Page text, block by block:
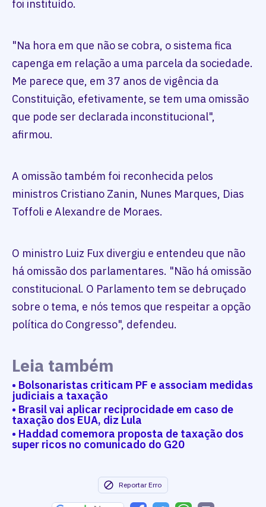
foi instituído.
"Na hora em que não se cobra, o sistema fica
capenga em relação a uma parcela da sociedade.
Me parece que, em 37 anos de vigência da
Constituição, efetivamente, se tem uma omissão
que pode ser declarada inconstitucional",
afirmou.
A omissão também foi reconhecida pelos
ministros Cristiano Zanin, Nunes Marques, Dias
Toffoli e Alexandre de Moraes.
O ministro Luiz Fux divergiu e entendeu que não
há omissão dos parlamentares. "Não há omissão
constitucional. O Parlamento tem se debruçado
sobre o tema, e nós temos que respeitar a opção
política do Congresso", defendeu.
Leia também
• Bolsonaristas criticam PF e associam medidas
judiciais a taxação
• Brasil vai aplicar reciprocidade em caso de
taxação dos EUA, diz Lula
• Haddad comemora proposta de taxação dos
super ricos no comunicado do G20
Reportar Erro